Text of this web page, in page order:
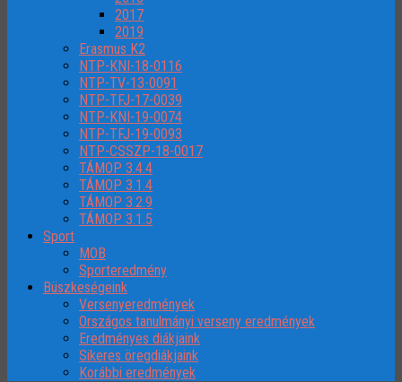
2017
2019
Erasmus K2
NTP-KNI-18-0116
NTP-TV-13-0091
NTP-TFJ-17-0039
NTP-KNI-19-0074
NTP-TFJ-19-0093
NTP-CSSZP-18-0017
TÁMOP 3.4.4
TÁMOP 3.1.4
TÁMOP 3.2.9
TÁMOP 3.1.5
Sport
MOB
Sporteredmény
Büszkeségeink
Versenyeredmények
Országos tanulmányi verseny eredmények
Eredményes diákjaink
Sikeres öregdiákjaink
Korábbi eredmények